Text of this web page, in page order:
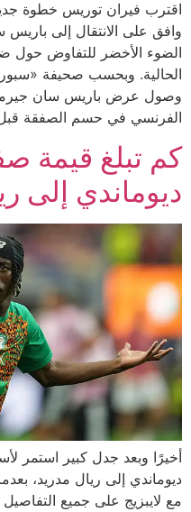
اقترب فيران توريس خطوة
وافق على الانتقال إلى
الضوء الأخضر للتفاوض حول
الحالية. وبحسب صحيفة
وصول عرض باريس سان
الفرنسي في حسم الصفقة
كم تبلغ قيمة
ديوماندي إلى
أخيرًا وبعد جدل كبير استمر
ديوماندي إلى ريال مدريد،
مع لايبزيج على جميع